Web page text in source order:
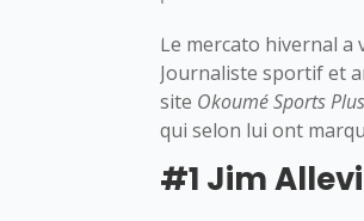
Le mercato hivernal a
Journaliste sportif et
site Okoumé Sports Plus
qui selon lui ont
#1 Jim